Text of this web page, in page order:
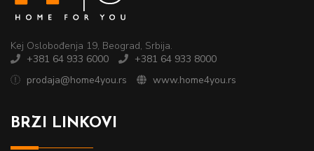
Kej Oslobođenja 19, Beograd, Srbija.
+381 64 933 6000
+381 64 933 8000
prodaja@home4you.rs
www.home4you.rs
BRZI LINKOVI